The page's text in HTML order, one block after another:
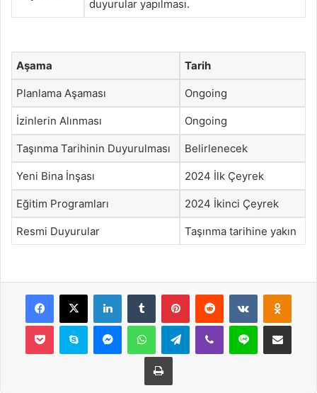
duyurular yapılması.
Aşama Tarih
Planlama Aşaması Ongoing
İzinlerin Alınması Ongoing
Taşınma Tarihinin Duyurulması Belirlenecek
Yeni Bina İnşası 2024 İlk Çeyrek
Eğitim Programları 2024 İkinci Çeyrek
Resmi Duyurular Taşınma tarihine yakın
Facebook
X LinkedInTumblr PinterestReddit VKontakte
Pocket Skype MessengerWhatsAppTelegramViber Line E-Posta ile
Yazdır